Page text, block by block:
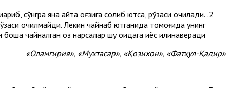
сўнгра яна қайта оғзига солиб ютса, рўзаси очилади.
очилмайди. Лекин чайнаб ютганида томоғида унинг
чайналган оз нарсалар шу қоидага қиёс қилинаверади.
«Оламгирия», «Мухтасар», «Қозихон», «Фатҳул-Қадир»